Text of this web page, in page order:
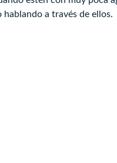
a través de ellos.